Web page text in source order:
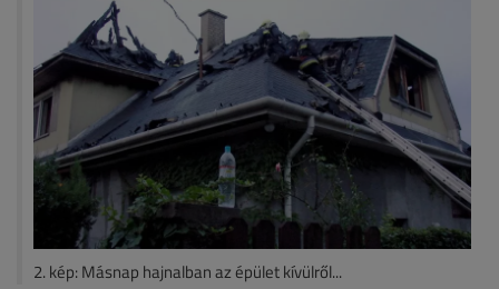
2. kép: Másnap hajnalban az épület kívülről...